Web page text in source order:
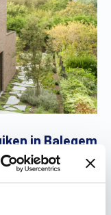
in Balegem
rolluikenin Balegem
wanneer je breek-